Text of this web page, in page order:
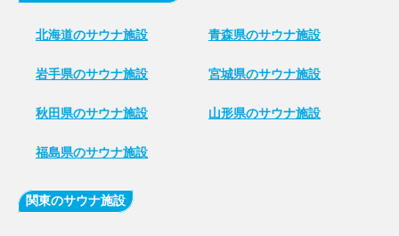
北海道のサウナ施設 青森県のサウナ施設
岩手県のサウナ施設 宮城県のサウナ施設
秋田県のサウナ施設 山形県のサウナ施設
福島県のサウナ施設
関東のサウナ施設